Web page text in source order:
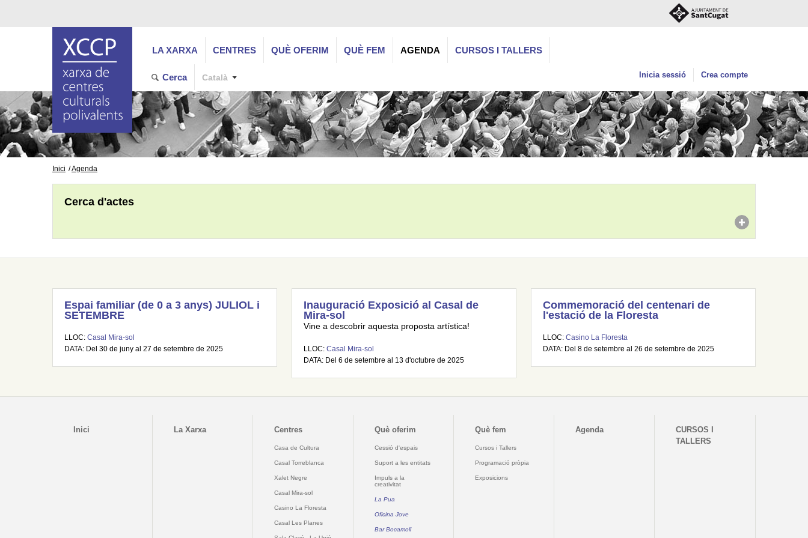
LA XARXA CENTRES QUÈ OFERIM QUÈ FEM AGENDA CURSOS I TALLERS
Cerca Català Inicia sessió Crea compte
Inici Agenda
Cerca d'actes
Espai familiar (de 0 a 3 anys) JULIOL i
SETEMBRE
LLOC: Casal Mira-sol
DATA: Del 30 de juny al 27 de setembre de 2025
Inauguració Exposició al Casal de
Mira-sol
Vine a descobrir aquesta proposta artística!
LLOC: Casal Mira-sol
DATA: Del 6 de setembre al 13 d'octubre de 2025
Commemoració del centenari de
l'estació de la Floresta
LLOC: Casino La Floresta
DATA: Del 8 de setembre al 26 de setembre de 2025
Inici La Xarxa Centres
Casa de Cultura
Casal Torreblanca
Xalet Negre
Casal Mira-sol
Casino La Floresta
Casal Les Planes
Què oferim
Cessió d'espais
Suport a les entitats
Impuls a la
creativitat
La Pua
Oficina Jove
Bar Bocamoll
Què fem
Cursos i Tallers
Programació pròpia
Exposicions
Agenda
CURSOS I
TALLERS